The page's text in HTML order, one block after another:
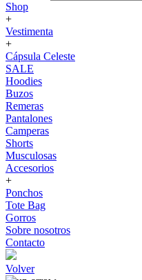
Shop
+
Vestimenta
+
Cápsula Celeste
SALE
Hoodies
Buzos
Remeras
Pantalones
Camperas
Shorts
Musculosas
Accesorios
+
Ponchos
Tote Bag
Gorros
Sobre nosotros
Contacto
Volver